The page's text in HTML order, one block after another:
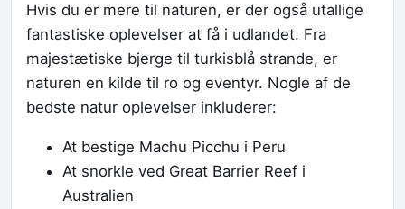
Hvis du er mere til naturen, er der også utallige
fantastiske oplevelser at få i udlandet. Fra
majestætiske bjerge til turkisblå strande, er
naturen en kilde til ro og eventyr. Nogle af de
bedste natur oplevelser inkluderer:
At bestige Machu Picchu i Peru
At snorkle ved Great Barrier Reef i
Australien